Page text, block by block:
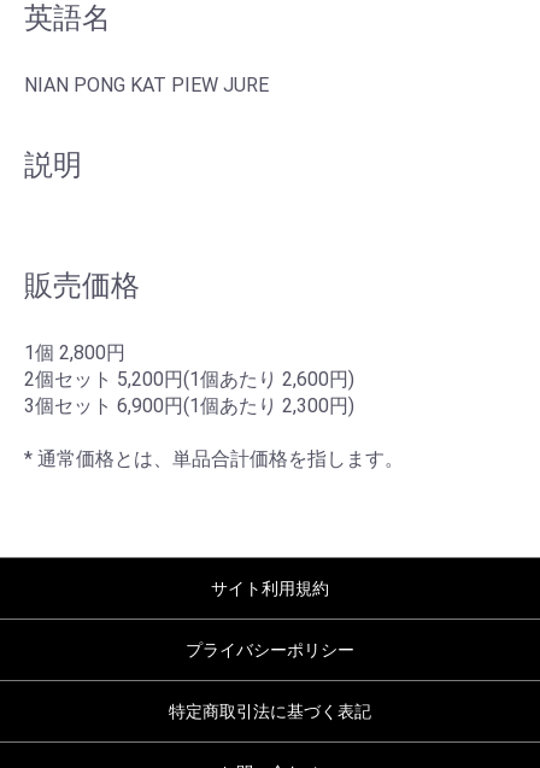
英語名
NIAN PONG KAT PIEW JURE
説明
販売価格
1個 2,800円
2個セット 5,200円(1個あたり 2,600円)
3個セット 6,900円(1個あたり 2,300円)
* 通常価格とは、単品合計価格を指します。
サイト利用規約
プライバシーポリシー
特定商取引法に基づく表記